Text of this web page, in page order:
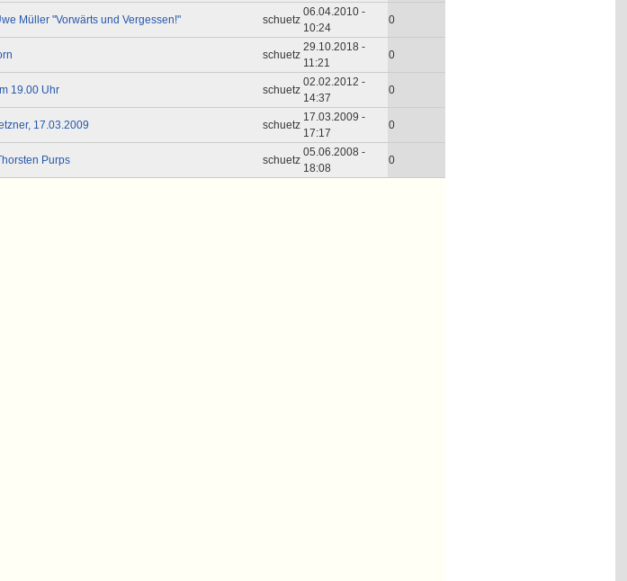
Müller "Vorwärts und Vergessen!" schuetz
06.04.2010 -
10:24
0
schuetz
29.10.2018 -
11:21
0
19.00 Uhr schuetz
02.02.2012 -
14:37
0
17.03.2009 schuetz
17.03.2009 -
17:17
0
Purps schuetz
05.06.2008 -
18:08
0